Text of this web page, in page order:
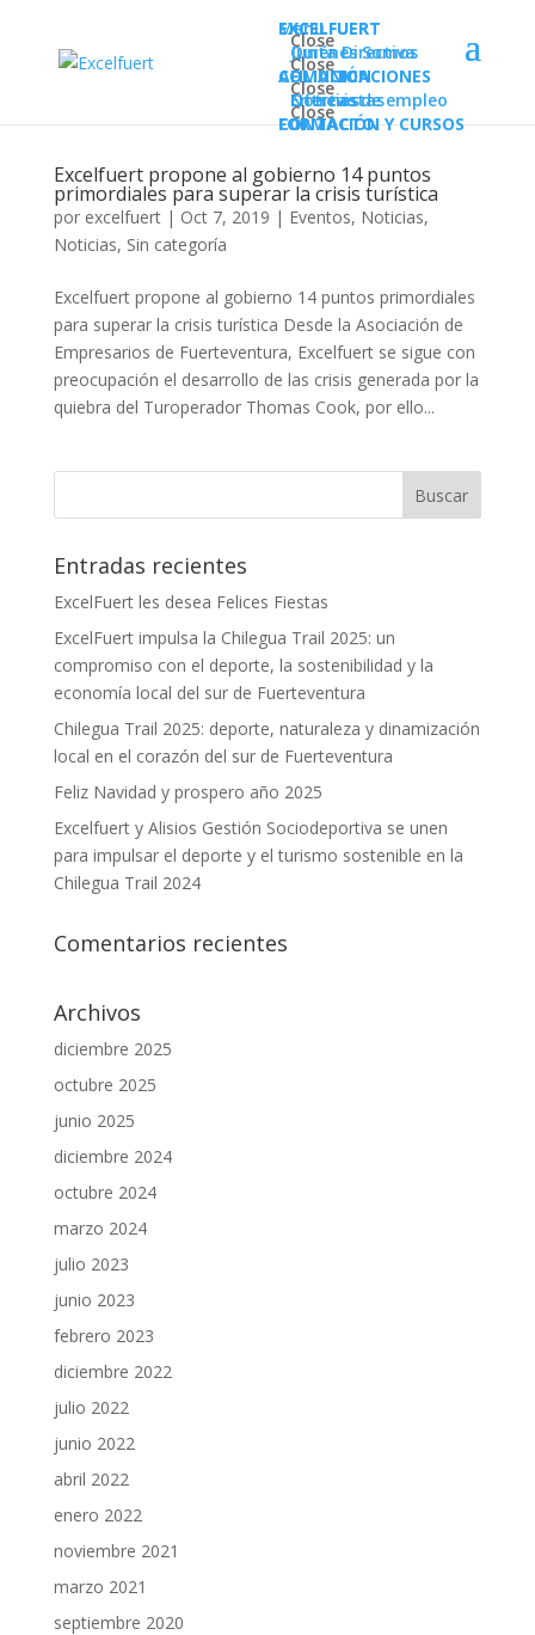
Menu
EXCELFUERT
EXCELFUERT
Close
Quiénes Somos
Junta Directiva
Close
AFILIACIÓN
COMUNICACIONES
Close
Noticias
Entrevistas
Ofertas de empleo
Close
FORMACIÓN Y CURSOS
CONTACTO
Excelfuert propone al gobierno 14 puntos
primordiales para superar la crisis turística
por excelfuert| Oct 7, 2019 | Eventos, Noticias,
Noticias, Sin categoría
Excelfuert propone al gobierno 14 puntos primordiales
para superar la crisis turística Desde la Asociación de
Empresarios de Fuerteventura, Excelfuert se sigue con
preocupación el desarrollo de las crisis generada por la
quiebra del Turoperador Thomas Cook, por ello...
Entradas recientes
ExcelFuert les desea Felices Fiestas
ExcelFuert impulsa la Chilegua Trail 2025: un
compromiso con el deporte, la sostenibilidad y la
economía local del sur de Fuerteventura
Chilegua Trail 2025: deporte, naturaleza y dinamización
local en el corazón del sur de Fuerteventura
Feliz Navidad y prospero año 2025
Excelfuert y Alisios Gestión Sociodeportiva se unen
para impulsar el deporte y el turismo sostenible en la
Chilegua Trail 2024
Comentarios recientes
Archivos
diciembre 2025
octubre 2025
junio 2025
diciembre 2024
octubre 2024
marzo 2024
julio 2023
junio 2023
febrero 2023
diciembre 2022
julio 2022
junio 2022
abril 2022
enero 2022
noviembre 2021
marzo 2021
septiembre 2020